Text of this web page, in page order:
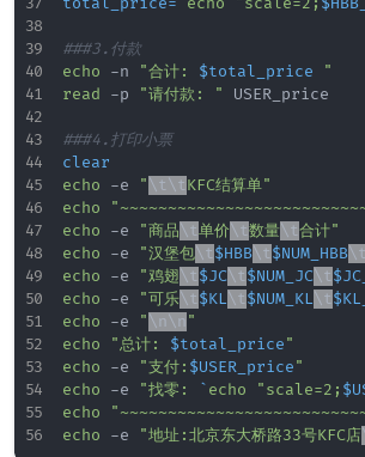
###3.付款
echo -n "合计: $total_price "
read -p "请付款: " USER_price
###4.打印小票
clear
echo -e "\t\tKFC结算单"
echo
echo -e "商品\t单价\t数量\t合计"
echo -e "汉堡包\t$HBB\t$NUM_HBB\t
echo -e "鸡翅\t$JC\t$NUM_JC\t
echo -e "可乐\t$KL\t$NUM_KL\t
echo -e "\n\n"
echo
"总计: $total_price"
echo -e "支付: $USER_price"
echo -e "找零: `echo "scale=2;
echo
echo -e "地址:北京东大桥路33号KFC店